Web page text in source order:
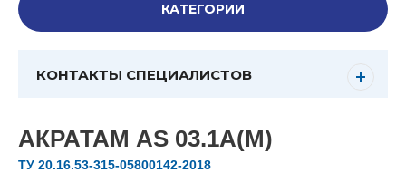
КАТЕГОРИИ
КОНТАКТЫ СПЕЦИАЛИСТОВ
АКРАТАМ AS 03.1А(М)
ТУ 20.16.53-315-05800142-2018